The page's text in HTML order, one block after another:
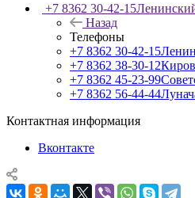
+7 8362 30-42-15
Назад
Телефоны
+7 8362 30-42-15
+7 8362 38-30-12
+7 8362 45-23-99
+7 8362 56-44-44
Контактная информация
Вконтакте